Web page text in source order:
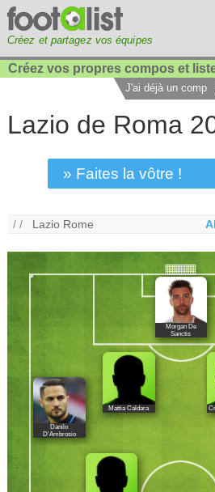
Créez et partagez vos équipes
Créez vos propres compos et
J'ai déjà un
Lazio de Roma
» Faites la vôtre !
/ / Lazio Rome
Morgan De
Sanctis
Danilo
D'Ambrosio
Mattia Caldara